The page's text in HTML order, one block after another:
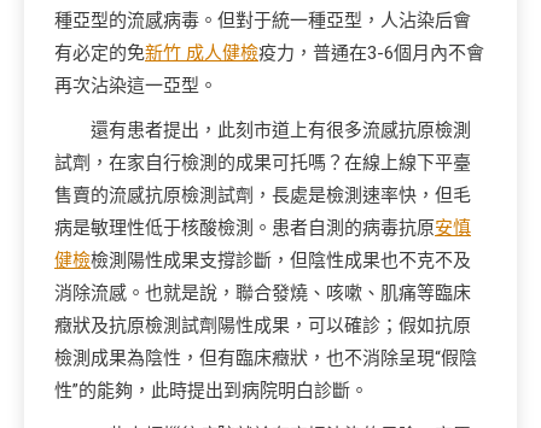
種亞型的流感病毒。但對于統一種亞型，人沾染后會
有必定的免新竹 成人健檢疫力，普通在3-6個月內不會
再次沾染這一亞型。
還有患者提出，此刻市道上有很多流感抗原檢測
試劑，在家自行檢測的成果可托嗎？在線上線下平臺
售賣的流感抗原檢測試劑，長處是檢測速率快，但毛
病是敏理性低于核酸檢測。患者自測的病毒抗原安慎
健檢檢測陽性成果支撐診斷，但陰性成果也不克不及
消除流感。也就是說，聯合發燒、咳嗽、肌痛等臨床
癥狀及抗原檢測試劑陽性成果，可以確診；假如抗原
檢測成果為陰性，但有臨床癥狀，也不消除呈現“假陰
性”的能夠，此時提出到病院明白診斷。